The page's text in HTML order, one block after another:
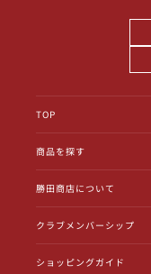
TOP
商品を探す
勝田商店について
クラブメンバーシップ
ショッピングガイド